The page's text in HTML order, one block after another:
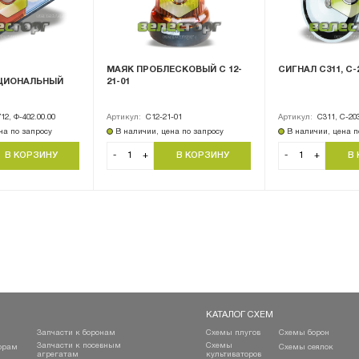
Ф-402.00.00
по запросу
МАЯК ПРОБЛЕСКОВЫЙ С 12-
21-01
Артикул:
С12-21-01
В наличии, цена по запросу
- +
СИГНАЛ С311, С-
Артикул:
С311, С-
В наличии, цена
- +
Запчасти к боронам
Запчасти к посевным
агрегатам
КАТАЛОГ СХЕМ
Схемы плугов
Схемы борон
Схемы
культиваторов
Схемы сеялок